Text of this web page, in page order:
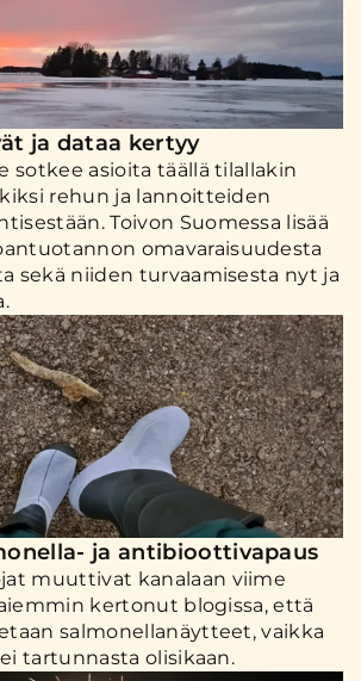
ja dataa kertyy
sotkee asioita täällä tilallakin
rehun ja lannoitteiden
Toivon Suomessa lisää
omavaraisuudesta
sekä niiden turvaamisesta nyt ja
ja antibioottivapaus
muuttivat kanalaan viime
kertonut blogissa, että
salmonellanäytteet, vaikka
tartunnasta olisikaan.